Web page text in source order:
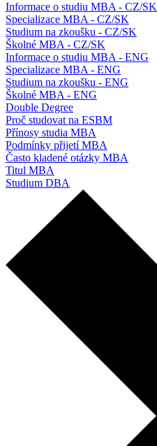
Informace o studiu MBA - CZ/SK
Specializace MBA - CZ/SK
Studium na zkoušku - CZ/SK
Školné MBA - CZ/SK
Informace o studiu MBA - ENG
Specializace MBA - ENG
Studium na zkoušku - ENG
Školné MBA - ENG
Double Degree
Proč studovat na ESBM
Přínosy studia MBA
Podmínky přijetí MBA
Často kladené otázky MBA
Titul MBA
Studium DBA